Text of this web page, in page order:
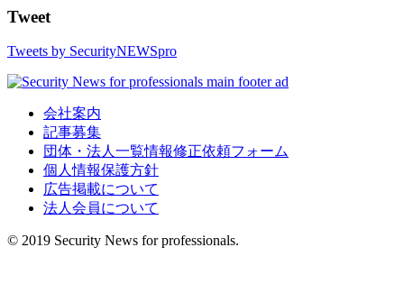
Tweet
Tweets by SecurityNEWSpro
会社案内
記事募集
団体・法人一覧情報修正依頼フォーム
個人情報保護方針
広告掲載について
法人会員について
© 2019 Security News for professionals.